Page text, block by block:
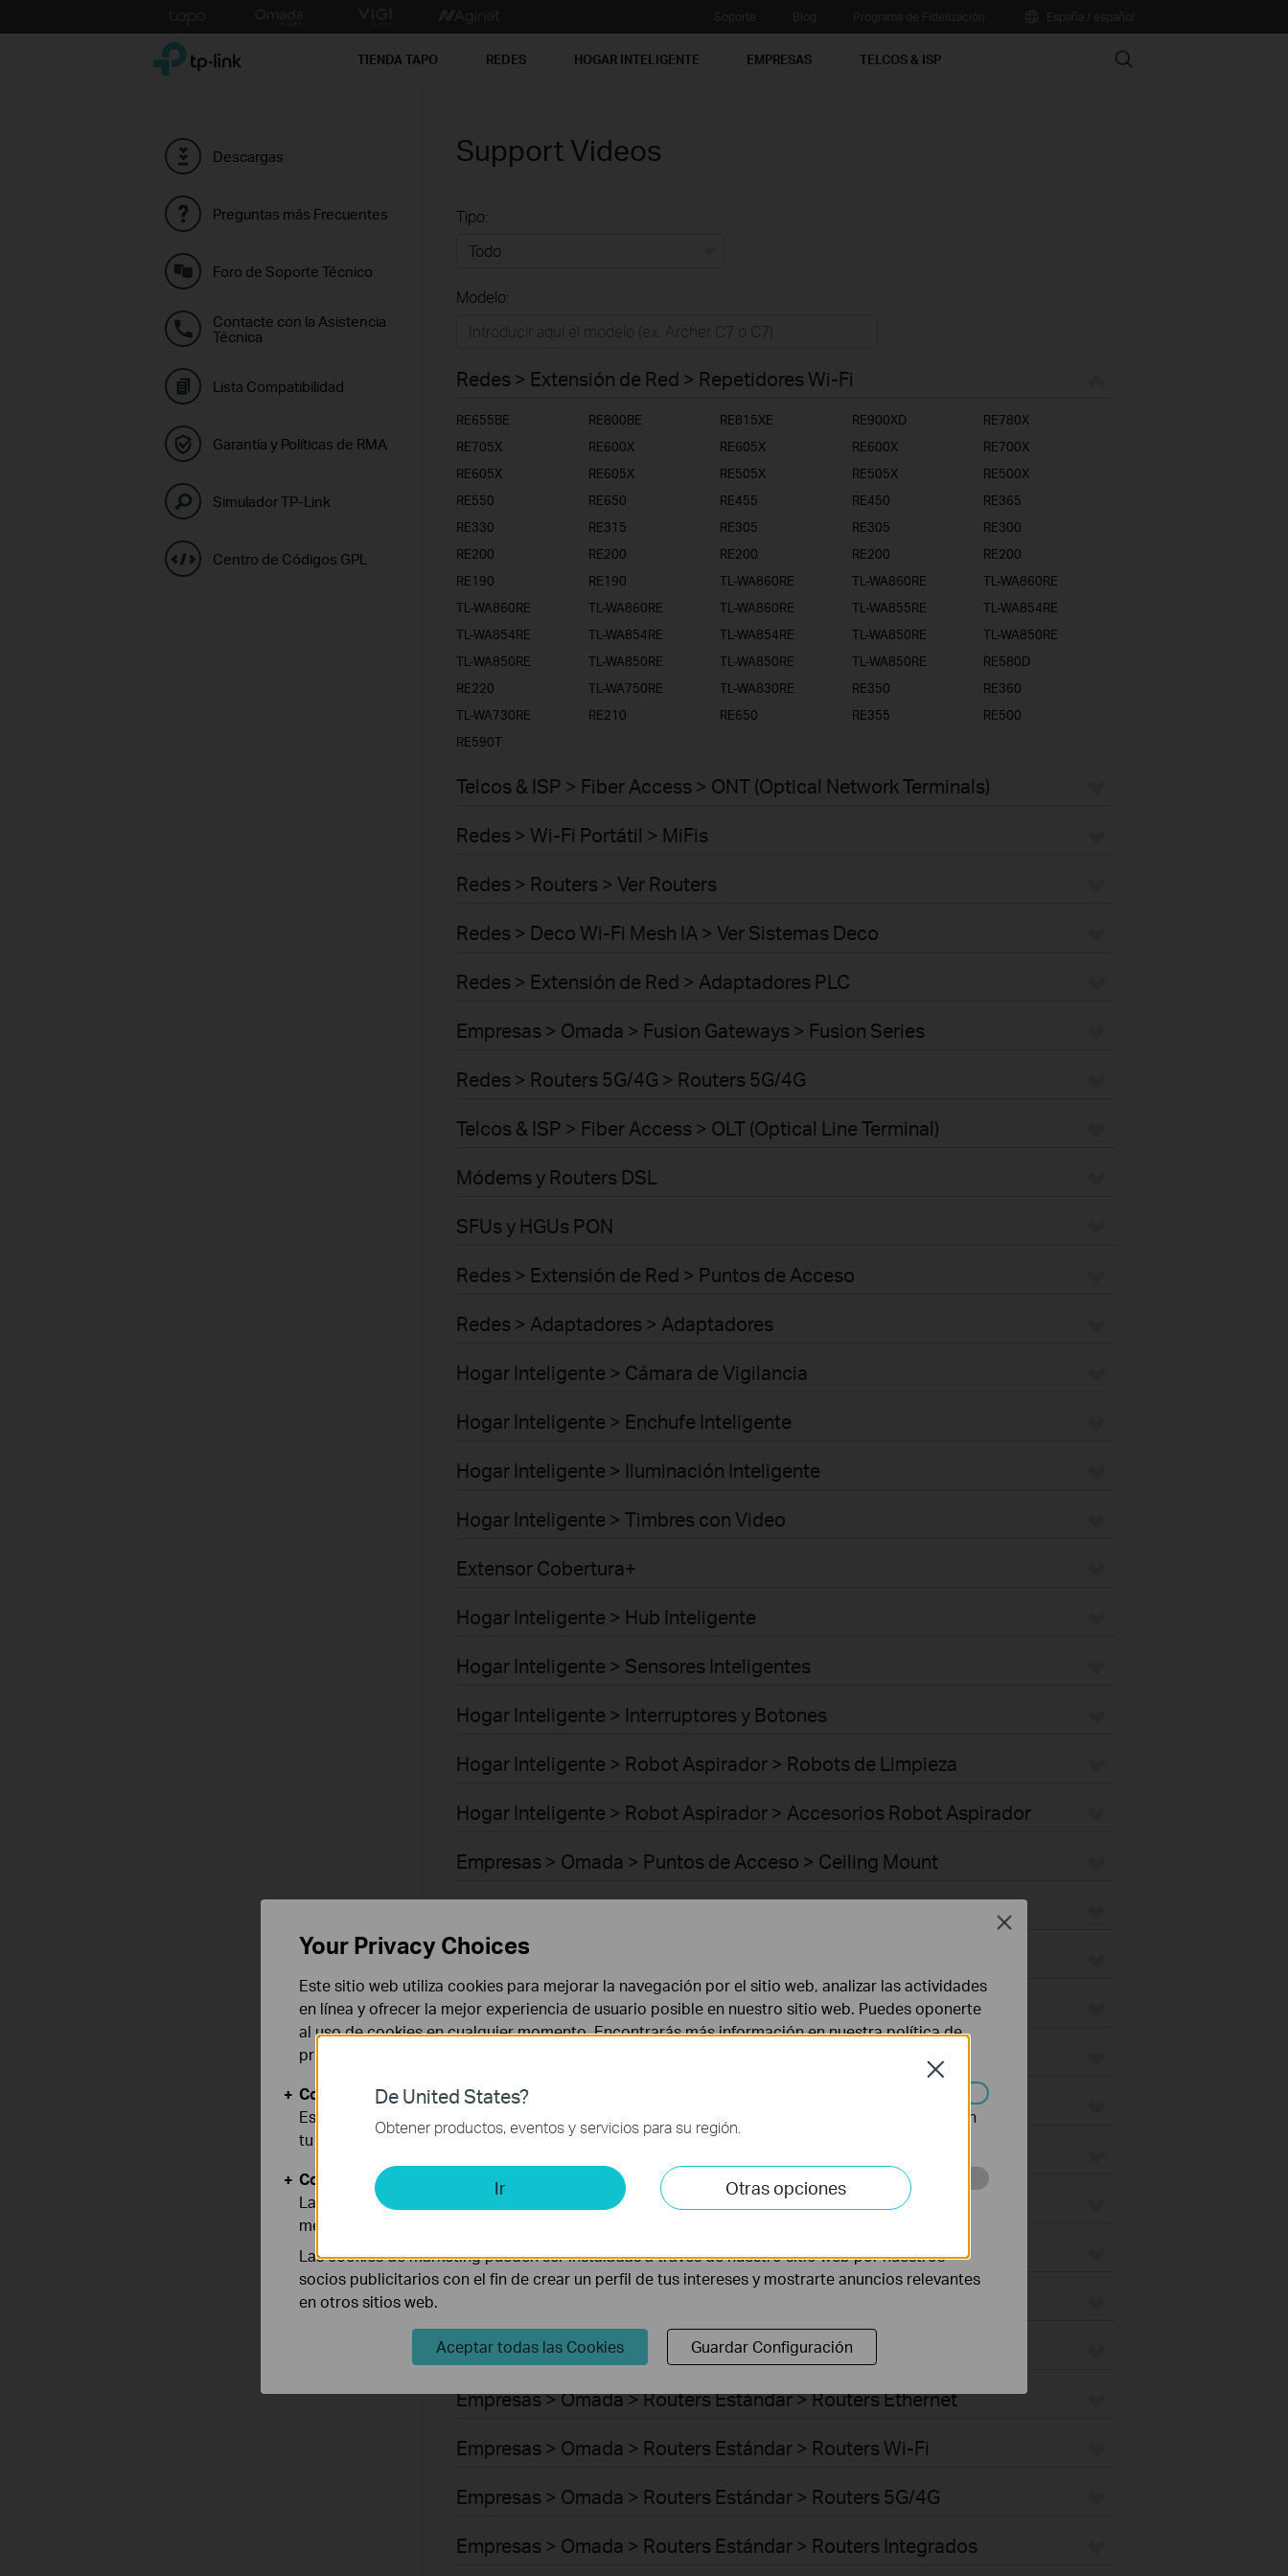
to
TP-Link, Reliably Smart TIENDA TAPO REDES HOGAR INTELIGENTE EMPRESAS TELCOS & ISP Search
Descargas
Preguntas más Frecuentes
Foro de Soporte Técnico
Contacte con la Asistencia
Técnica
Lista Compatibilidad
Garantía y Políticas de RMA
Simulador TP-Link
Centro de Códigos GPL
Support Videos
Tipo:
Empresas
Telcos & ISP
Modelo:
Redes > Extensión de Red > Repetidores Wi-Fi
RE655BE RE800BE RE815XE RE900XD
RE780X
RE705X
RE600X RE605X RE600X
RE700X
RE605X
RE605X RE505X RE505X
RE500X
RE550
RE650 RE455 RE450
RE365
RE330
RE315 RE305 RE305
RE300
RE200
RE200 RE200 RE200
RE200
RE190
RE190 TL-WA860RE TL-WA860RE
TL-WA860RE
TL-WA860RE
TL-WA860RE TL-WA860RE TL-WA855RE
TL-WA854RE
TL-WA854RE
TL-WA854RE TL-WA854RE TL-WA850RE
TL-WA850RE
TL-WA850RE
TL-WA850RE TL-WA850RE TL-WA850RE
RE580D
RE220
TL-WA750RE TL-WA830RE RE350
RE360
TL-WA730RE
RE210 RE650 RE355
RE500
RE590T
Telcos & ISP > Fiber Access > ONT (Optical Network Terminals)
Redes > Wi-Fi Portátil > MiFis
Redes > Routers > Ver Routers
Redes > Deco Wi-Fi Mesh IA > Ver Sistemas Deco
Redes > Extensión de Red > Adaptadores PLC
Empresas > Omada > Fusion Gateways > Fusion Series
Redes > Routers 5G/4G > Routers 5G/4G
Telcos & ISP > Fiber Access > OLT (Optical Line Terminal)
Módems y Routers DSL
SFUs y HGUs PON
Redes > Extensión de Red > Puntos de Acceso
Redes > Adaptadores > Adaptadores
Hogar Inteligente > Cámara de Vigilancia
Hogar Inteligente > Enchufe Inteligente
Hogar Inteligente > Iluminación Inteligente
Hogar Inteligente > Timbres con Video
Extensor Cobertura+
Hogar Inteligente > Hub Inteligente
Hogar Inteligente > Sensores Inteligentes
Hogar Inteligente > Interruptores y Botones
Hogar Inteligente > Robot Aspirador > Robots de Limpieza
Hogar Inteligente > Robot Aspirador > Accesorios Robot Aspirador
Empresas > Omada > Puntos de Acceso > Ceiling Mount
Empresas > Omada > Puntos de Acceso > Desktop
Empresas > Omada > Puntos de Acceso > Outdoor
Empresas > Omada > Puntos de Acceso > GPON
Empresas > Omada > Switches > Aggregation
Empresas > Omada > Switches > Access Max
Empresas > Omada > Switches > Access Pro
Empresas > Omada > Routers Estándar > Routers Ethernet
Empresas > Omada > Routers Estándar > Routers Wi-Fi
Empresas > Omada > Routers Estándar > Routers 5G/4G
Empresas > Omada > Routers Estándar > Routers Integrados
De United States?
Obtener productos, eventos y servicios para su región.
Ir Otras opciones
Close
Your Privacy Choices
Este sitio web utiliza cookies para mejorar la navegación por el sitio web, analizar las actividades
en línea y ofrecer la mejor experiencia de usuario posible en nuestro sitio web. Puedes oponerte
al uso de cookies en cualquier momento. Encontrarás más información en nuestrapolítica de
privacidad
Cookies Básicas
Estas cookies son necesarias para el funcionamiento del sitio web y no pueden desactivarse en
tu sistema.
Cookies de Análisis y de Marketing
Las cookies de análisis nos permiten analizar tus actividades en nuestro sitio web con el fin de
mejorar y adaptar la funcionalidad del mismo.
Las cookies de marketing pueden ser instaladas a través de nuestro sitio web por nuestros
socios publicitarios con el fin de crear un perfil de tus intereses y mostrarte anuncios relevantes
en otros sitios web.
Aceptar todas las Cookies Guardar Configuración
Close